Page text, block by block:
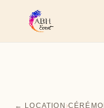
← LOCATION ›